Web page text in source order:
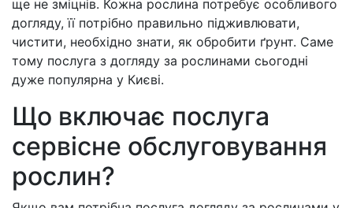
ще не зміцнів. Кожна рослина потребує особливого
догляду, її потрібно правильно підживлювати,
чистити, необхідно знати, як обробити ґрунт. Саме
тому послуга з догляду за рослинами сьогодні
дуже популярна у Києві.
Що включає послуга
сервісне обслуговування
рослин?